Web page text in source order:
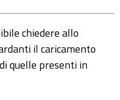
chiedere allo
il caricamento
quelle presenti in